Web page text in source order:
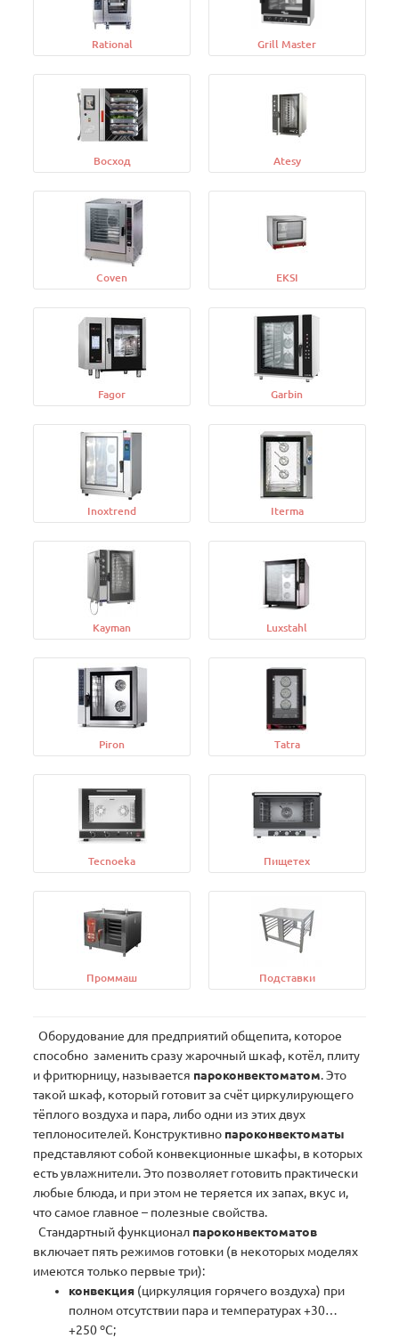
Rational Grill Master
Восход Atesy
Coven EKSI
Fagor Garbin
Inoxtrend Iterma
Kayman Luxstahl
Piron Tatra
Tecnoeka Пищетех
Проммаш Подставки
Оборудование для предприятий общепита, которое
способно заменить сразу жарочный шкаф, котёл, плиту
и фритюрницу, называется пароконвектоматом. Это
такой шкаф, который готовит за счёт циркулирующего
тёплого воздуха и пара, либо одни из этих двух
теплоносителей. Конструктивно пароконвектоматы
представляют собой конвекционные шкафы, в которых
есть увлажнители. Это позволяет готовить практически
любые блюда, и при этом не теряется их запах, вкус и,
что самое главное – полезные свойства.
Cтандартный функционал пароконвектоматов
включает пять режимов готовки (в некоторых моделях
имеются только первые три):
конвекция (циркуляция горячего воздуха) при
полном отсутствии пара и температурах +30…
+250 ºC;